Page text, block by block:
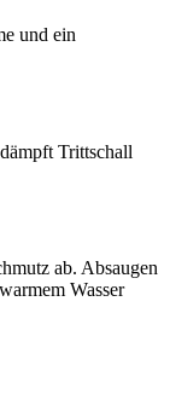
und ein
Trittschall
ab. Absaugen
Wasser